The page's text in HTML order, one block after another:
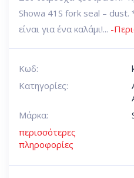
Showa 41S fork seal –
είναι για ένα καλάμι!... -
Κωδ:
Κατηγορίες:
Μάρκα:
περισσότερες
πληροφορίες